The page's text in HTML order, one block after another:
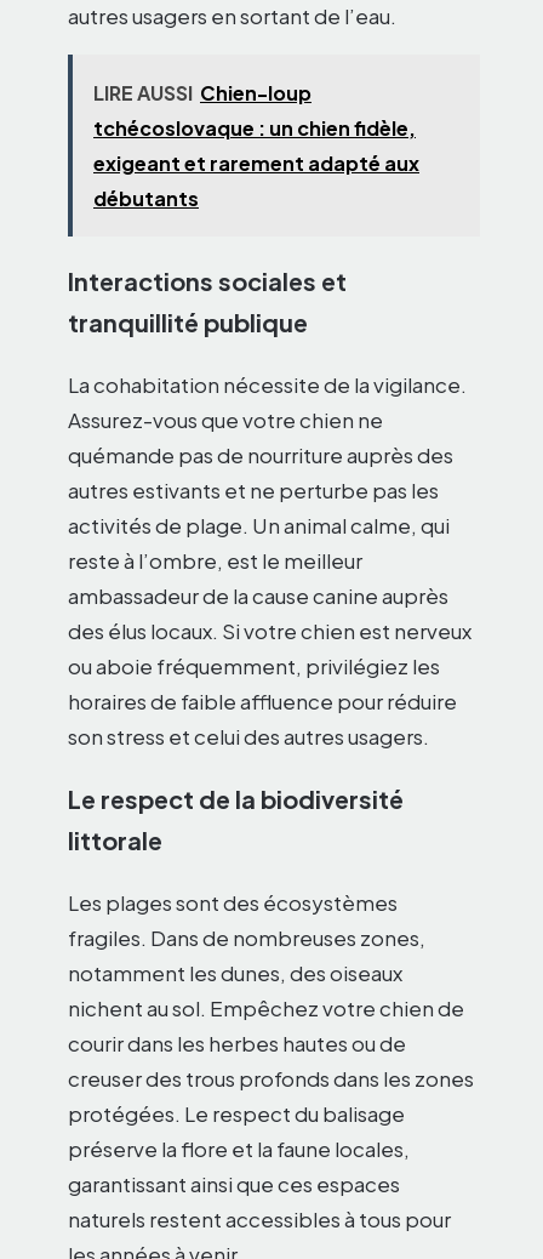
autres usagers en sortant de l’eau.
LIRE AUSSI Chien-loup
tchécoslovaque : un chien fidèle,
exigeant et rarement adapté aux
débutants
Interactions sociales et
tranquillité publique
La cohabitation nécessite de la vigilance.
Assurez-vous que votre chien ne
quémande pas de nourriture auprès des
autres estivants et ne perturbe pas les
activités de plage. Un animal calme, qui
reste à l’ombre, est le meilleur
ambassadeur de la cause canine auprès
des élus locaux. Si votre chien est nerveux
ou aboie fréquemment, privilégiez les
horaires de faible affluence pour réduire
son stress et celui des autres usagers.
Le respect de la biodiversité
littorale
Les plages sont des écosystèmes
fragiles. Dans de nombreuses zones,
notamment les dunes, des oiseaux
nichent au sol. Empêchez votre chien de
courir dans les herbes hautes ou de
creuser des trous profonds dans les zones
protégées. Le respect du balisage
préserve la flore et la faune locales,
garantissant ainsi que ces espaces
naturels restent accessibles à tous pour
les années à venir.